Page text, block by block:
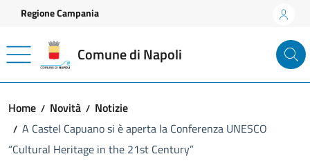
Vai ai contenuti
Vai al footer
Regione Campania
Comune di Napoli
Home Novità
Notizie
A Castel Capuano si è aperta la Conferenza UNESCO
“Cultural Heritage in the 21st Century”